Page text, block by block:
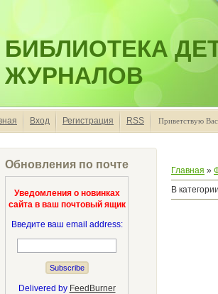
БИБЛИОТЕКА
ЖУРНАЛОВ
Вход Регистрация RSS Приветствую Вас
Обновления по почте
Уведомления о новинках
сайта в ваш почтовый ящик
Введите ваш email address:
Delivered by FeedBurner
Главная »
В